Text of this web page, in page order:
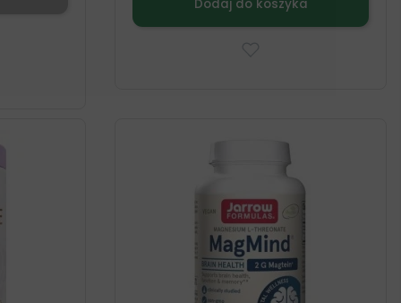
Dodaj do koszyka